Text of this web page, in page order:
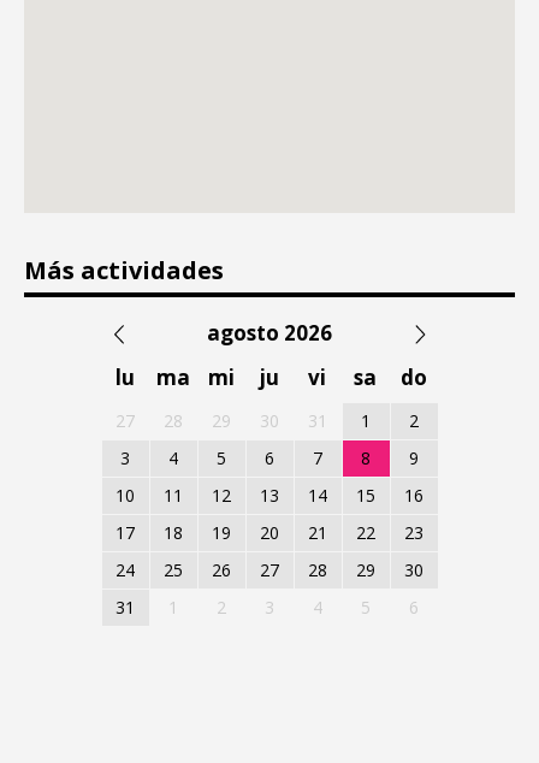
Más actividades
agosto 2026
lu
ma mi ju vi sa do
27 28 29 30 31 1
2
3
4 5 6 7 8
9
10
11 12 13 14 15
16
17
18 19 20 21 22
23
24
25 26 27 28 29
30
31
1 2 3 4 5 6